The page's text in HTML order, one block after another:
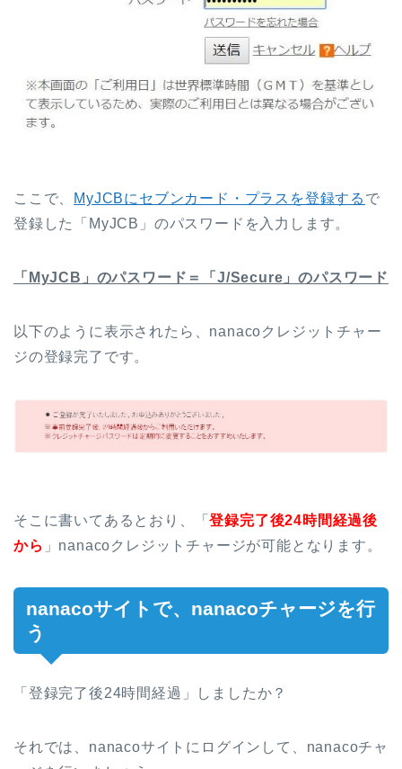
ここで、 MyJCBにセブンカード・プラスを登録する で
登録した「MyJCB」のパスワードを入力します。
「MyJCB」のパスワード＝「J/Secure」のパスワード
以下のように表示されたら、nanacoクレジットチャー
ジの登録完了です。
そこに書いてあるとおり、「登録完了後24時間経過後
から 」nanacoクレジットチャージが可能となります。
nanacoサイトで、nanacoチャージを行
う
「登録完了後24時間経過」しましたか？
それでは、nanacoサイトにログインして、nanacoチャ